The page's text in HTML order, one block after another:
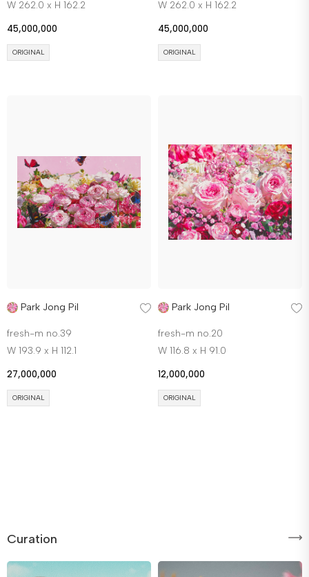
W 262.0 x H 162.2
45,000,000
ORIGINAL
W 262.0 x H 162.2
45,000,000
ORIGINAL
Park Jong Pil
fresh-m no.39
W 193.9 x H 112.1
27,000,000
ORIGINAL
Park Jong Pil
fresh-m no.20
W 116.8 x H 91.0
12,000,000
ORIGINAL
Curation